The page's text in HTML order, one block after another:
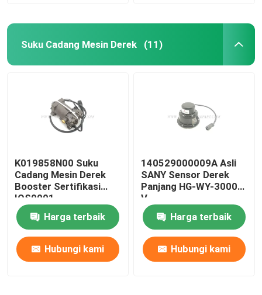
Suku Cadang Mesin Derek (11)
K019858N00 Suku
Cadang Mesin Derek
Booster Sertifikasi
IOS9001
Harga terbaik
Hubungi kami
140529000009A Asli
SANY Sensor Derek
Panjang HG-WY-3000-
V
Harga terbaik
Hubungi kami